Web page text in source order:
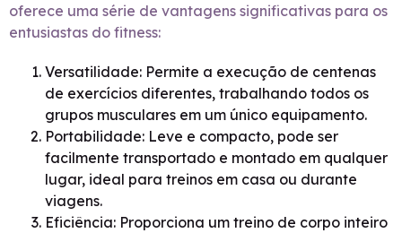
oferece uma série de vantagens significativas para os
entusiastas do fitness:
Versatilidade: Permite a execução de centenas
de exercícios diferentes, trabalhando todos os
grupos musculares em um único equipamento.
Portabilidade: Leve e compacto, pode ser
facilmente transportado e montado em qualquer
lugar, ideal para treinos em casa ou durante
viagens.
Eficiência: Proporciona um treino de corpo inteiro